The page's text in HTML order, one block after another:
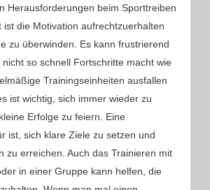
Herausforderungen beim Sporttreiben
ist die Motivation aufrechtzuerhalten
zu überwinden. Es kann frustrierend
so schnell Fortschritte macht wie
Trainingseinheiten ausfallen
ist wichtig, sich immer wieder zu
Erfolge zu feiern. Eine
ist, sich klare Ziele zu setzen und
zu erreichen. Auch das Trainieren mit
in einer Gruppe kann helfen, die